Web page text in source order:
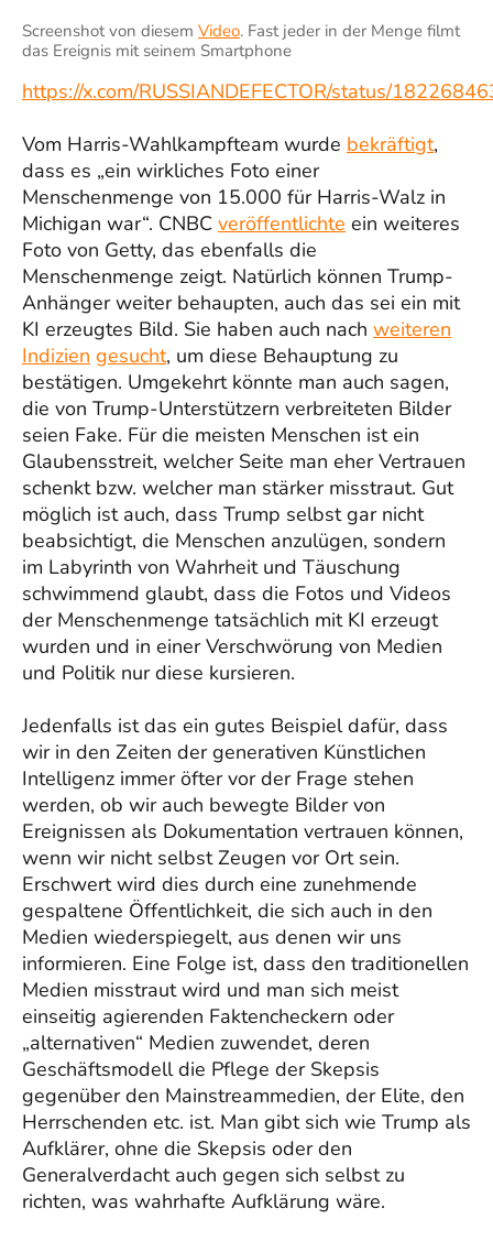
Screenshot von diesem Video. Fast jeder in der Menge filmt
das Ereignis mit seinem Smartphone
https://x.com/RUSSIANDEFECTOR/status/
Vom Harris-Wahlkampfteam wurde bekräftigt,
dass es „ein wirkliches Foto einer
Menschenmenge von 15.000 für Harris-Walz in
Michigan war“. CNBC veröffentlichte ein weiteres
Foto von Getty, das ebenfalls die
Menschenmenge zeigt. Natürlich können Trump-
Anhänger weiter behaupten, auch das sei ein mit
KI erzeugtes Bild. Sie haben auch nach weiteren
Indizien gesucht, um diese Behauptung zu
bestätigen. Umgekehrt könnte man auch sagen,
die von Trump-Unterstützern verbreiteten Bilder
seien Fake. Für die meisten Menschen ist ein
Glaubensstreit, welcher Seite man eher Vertrauen
schenkt bzw. welcher man stärker misstraut. Gut
möglich ist auch, dass Trump selbst gar nicht
beabsichtigt, die Menschen anzulügen, sondern
im Labyrinth von Wahrheit und Täuschung
schwimmend glaubt, dass die Fotos und Videos
der Menschenmenge tatsächlich mit KI erzeugt
wurden und in einer Verschwörung von Medien
und Politik nur diese kursieren.
Jedenfalls ist das ein gutes Beispiel dafür, dass
wir in den Zeiten der generativen Künstlichen
Intelligenz immer öfter vor der Frage stehen
werden, ob wir auch bewegte Bilder von
Ereignissen als Dokumentation vertrauen können,
wenn wir nicht selbst Zeugen vor Ort sein.
Erschwert wird dies durch eine zunehmende
gespaltene Öffentlichkeit, die sich auch in den
Medien wiederspiegelt, aus denen wir uns
informieren. Eine Folge ist, dass den traditionellen
Medien misstraut wird und man sich meist
einseitig agierenden Faktencheckern oder
„alternativen“ Medien zuwendet, deren
Geschäftsmodell die Pflege der Skepsis
gegenüber den Mainstreammedien, der Elite, den
Herrschenden etc. ist. Man gibt sich wie Trump als
Aufklärer, ohne die Skepsis oder den
Generalverdacht auch gegen sich selbst zu
richten, was wahrhafte Aufklärung wäre.